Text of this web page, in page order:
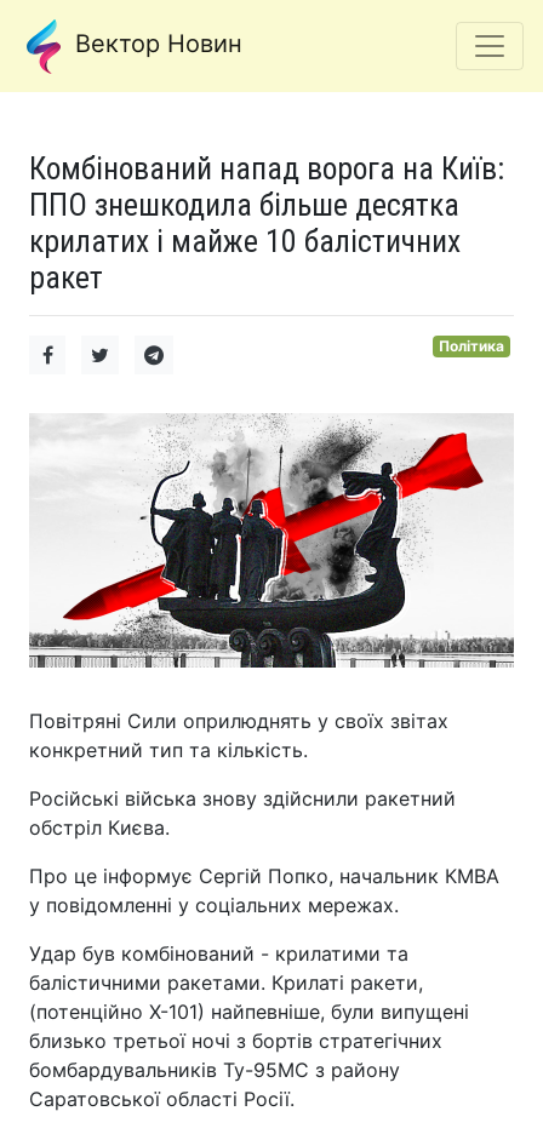
Вектор Новин
Комбінований напад ворога на Київ:
ППО знешкодила більше десятка
крилатих і майже 10 балістичних
ракет
Політика
Повітряні Сили оприлюднять у своїх звітах
конкретний тип та кількість.
Російські війська знову здійснили ракетний
обстріл Києва.
Про це інформує Сергій Попко, начальник КМВА
у повідомленні у соціальних мережах.
Удар був комбінований - крилатими та
балістичними ракетами. Крилаті ракети,
(потенційно Х-101) найпевніше, були випущені
близько третьої ночі з бортів стратегічних
бомбардувальників Ту-95МС з району
Саратовської області Росії.